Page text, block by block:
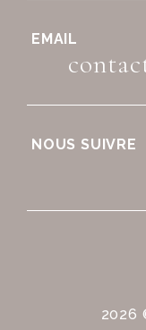
EMAIL
NOUS SUIVRE
2026